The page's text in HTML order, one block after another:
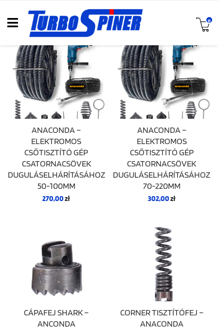
0
ANACONDA –
ELEKTROMOS
CSŐTISZTÍTÓ GÉP
CSATORNACSÖVEK
DUGULÁSELHÁRÍTÁSÁHOZ
50-100MM
270,00zł
ANACONDA –
ELEKTROMOS
CSŐTISZTÍTÓ GÉP
CSATORNACSÖVEK
DUGULÁSELHÁRÍTÁSÁHOZ
70-220MM
302,00zł
CÁPAFEJ SHARK –
ANCONDA
CORNER TISZTÍTÓFEJ –
ANACONDA